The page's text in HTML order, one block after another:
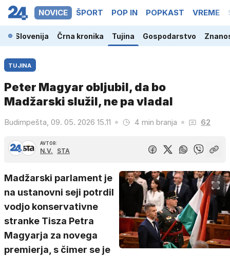
NOVICE ŠPORT POP IN POPKAST VREME
Slovenija Črna kronika Tujina Gospodarstvo
TUJINA
Peter Magyar obljubil, da bo
Madžarski služil, ne pa vladal
Budimpešta, 09. 05. 2026 15.11 4 min branja 62
AVTOR:
N.V. STA
Madžarski parlament je
na ustanovni seji potrdil
vodjo konservativne
stranke Tisza Petra
Magyarja za novega
premierja, s čimer se je